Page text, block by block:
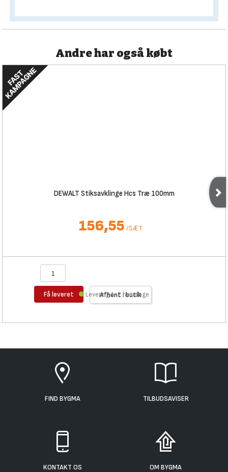
Andre har også købt
DEWALT Stiksavklinge Hcs Træ 100mm
156,55 /SÆT
Få leveret Afhent i butik
Levering 1-2 hverdage
FIND BYGMA TILBUDSAVISER
KONTAKT OS OM BYGMA